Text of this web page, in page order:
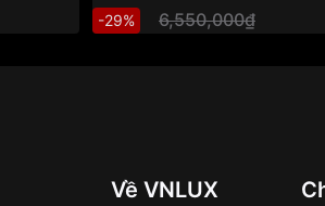
-29% 6,550,000₫
Về VNLUX